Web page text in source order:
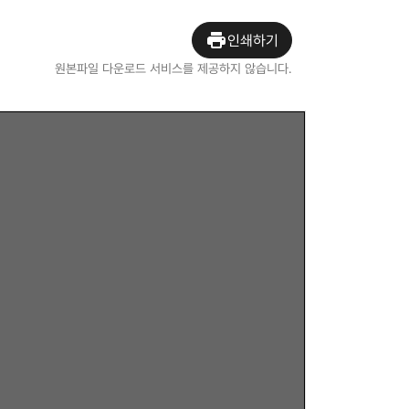
인쇄하기
원본파일 다운로드 서비스를 제공하지 않습니다.